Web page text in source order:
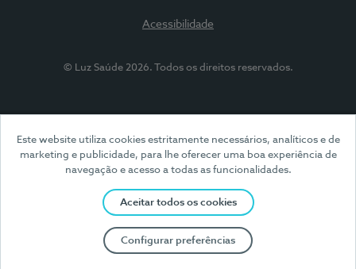
Este website utiliza cookies estritamente necessários, analíticos e de
marketing e publicidade, para lhe oferecer uma boa experiência de
navegação e acesso a todas as funcionalidades.
Aceitar todos os cookies
Configurar preferências
Acessibilidade
© Luz Saúde 2026. Todos os direitos reservados.